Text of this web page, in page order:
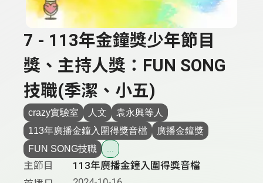
7 - 113年金鐘獎少年節目
獎、主持人獎：FUN SONG
技職(季潔、小五)
crazy實驗室 人文
袁永興等人
113年廣播金鐘入圍得獎音檔
廣播金鐘獎
FUN SONG技職
...
主節目
113年廣播金鐘入圍得獎音檔